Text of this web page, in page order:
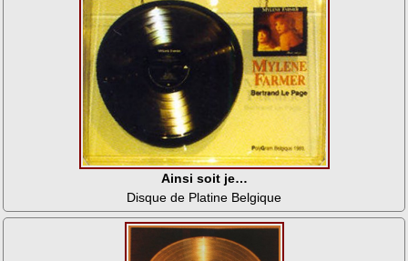
Ainsi soit je…
Disque de Platine Belgique